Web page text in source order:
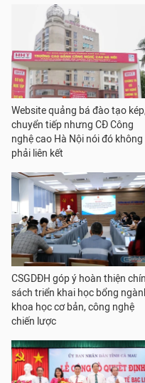
Website quảng bá đào tạo kép,
chuyển tiếp nhưng CĐ Công
nghệ cao Hà Nội nói đó không
phải liên kết
CSGDĐH góp ý hoàn thiện
sách triển khai học bổng
khoa học cơ bản, công nghệ
chiến lược